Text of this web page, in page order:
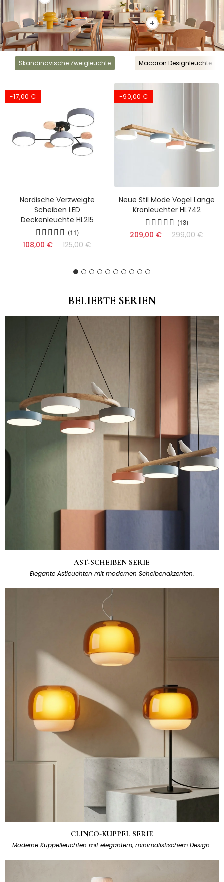
Skandinavische Zweigleuchte Macaron Designleuchte
-17,00 €
Nordische Verzweigte
Scheiben LED
Deckenleuchte HL215
(11)
108,00 € 125,00 €
-90,00 €
Neue Stil Mode Vogel Lange
Kronleuchter HL742
(13)
209,00 € 299,00 €
(17)
BELIEBTE SERIEN
AST-SCHEIBEN SERIE
Elegante Astleuchten mit modernen Scheibenakzenten.
CLINCO-KUPPEL SERIE
Moderne Kuppelleuchten mit elegantem, minimalistischem Design.